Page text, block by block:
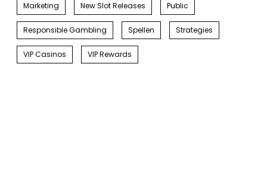
Marketing New Slot Releases Public
Responsible Gambling Spellen Strategies
VIP Casinos VIP Rewards